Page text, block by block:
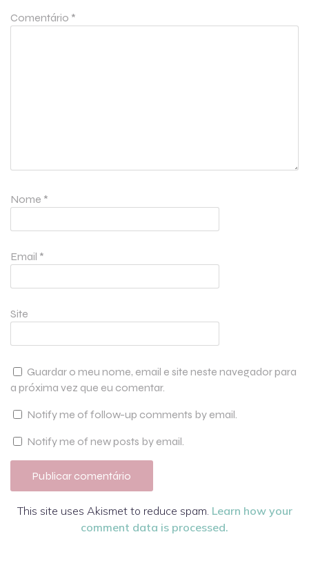
Comentário *
Nome *
Email *
Site
Guardar o meu nome, email e site neste navegador para
a próxima vez que eu comentar.
Notify me of follow-up comments by email.
Notify me of new posts by email.
This site uses Akismet to reduce spam. Learn how your
comment data is processed.